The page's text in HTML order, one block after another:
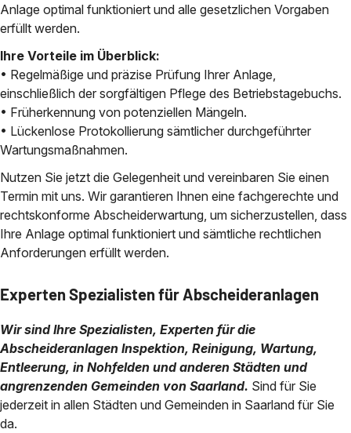
Anlage optimal funktioniert und alle gesetzlichen Vorgaben
erfüllt werden.
Ihre Vorteile im Überblick:
• Regelmäßige und präzise Prüfung Ihrer Anlage,
einschließlich der sorgfältigen Pflege des Betriebstagebuchs.
• Früherkennung von potenziellen Mängeln.
• Lückenlose Protokollierung sämtlicher durchgeführter
Wartungsmaßnahmen.
Nutzen Sie jetzt die Gelegenheit und vereinbaren Sie einen
Termin mit uns. Wir garantieren Ihnen eine fachgerechte und
rechtskonforme Abscheiderwartung, um sicherzustellen, dass
Ihre Anlage optimal funktioniert und sämtliche rechtlichen
Anforderungen erfüllt werden.
Experten Spezialisten für Abscheideranlagen
Wir sind Ihre Spezialisten, Experten für die
Abscheideranlagen Inspektion, Reinigung, Wartung,
Entleerung, in Nohfelden und anderen Städten und
angrenzenden Gemeinden von Saarland. Sind für Sie
jederzeit in allen Städten und Gemeinden in Saarland für Sie
da.